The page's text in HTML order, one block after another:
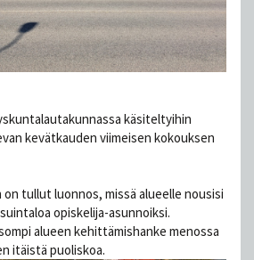
käsiteltyihin
kevätkauden viimeisen kokouksen
on tullut luonnos, missä alueelle nousisi
opiskelija-asunnoiksi.
alueen kehittämishanke menossa
itäistä puoliskoa.